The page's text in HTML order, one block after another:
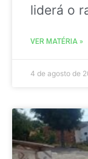
liderá o
VER MATÉRIA »
4 de agosto de